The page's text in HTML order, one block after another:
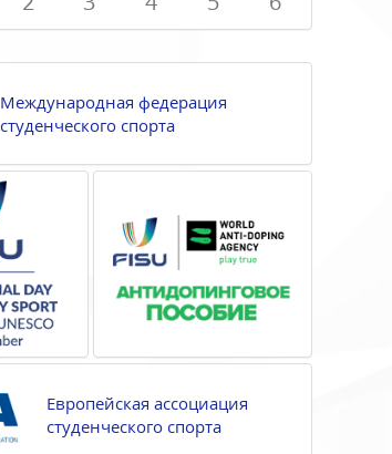
Международная федерация
студенческого спорта
Европейская ассоциация
студенческого спорта